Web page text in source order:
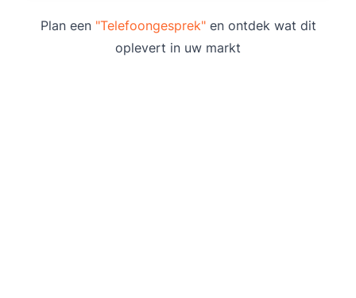
Plan een "Telefoongesprek" en ontdek wat dit
oplevert in uw markt